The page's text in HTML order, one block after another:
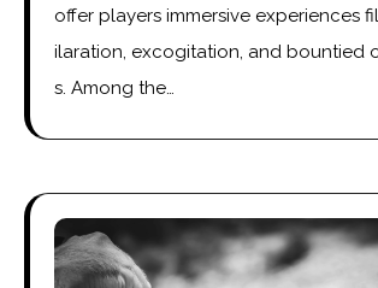
offer players immersive experiences
ilaration, excogitation, and bountied
s. Among the…